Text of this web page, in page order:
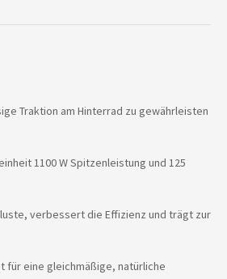
Traktion am Hinterrad zu gewährleisten
1100 W Spitzenleistung und 125
verbessert die Effizienz und trägt zur
für eine gleichmäßige, natürliche